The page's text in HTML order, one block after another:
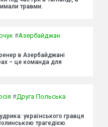
травми.
#Азербайджан
в Азербайджані
– це команда для
#Друга Польська
українського гравця
трагедією.